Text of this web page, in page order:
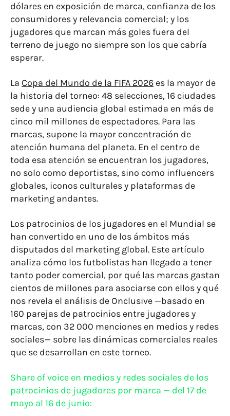
dólares en exposición de marca, confianza de los
consumidores y relevancia comercial; y los
jugadores que marcan más goles fuera del
terreno de juego no siempre son los que cabría
esperar.
La Copa del Mundo de la FIFA 2026 es la mayor de
la historia del torneo: 48 selecciones, 16 ciudades
sede y una audiencia global estimada en más de
cinco mil millones de espectadores. Para las
marcas, supone la mayor concentración de
atención humana del planeta. En el centro de
toda esa atención se encuentran los jugadores,
no solo como deportistas, sino como influencers
globales, iconos culturales y plataformas de
marketing andantes.
Los patrocinios de los jugadores en el Mundial se
han convertido en uno de los ámbitos más
disputados del marketing global. Este artículo
analiza cómo los futbolistas han llegado a tener
tanto poder comercial, por qué las marcas gastan
cientos de millones para asociarse con ellos y qué
nos revela el análisis de Onclusive —basado en
160 parejas de patrocinios entre jugadores y
marcas, con 32 000 menciones en medios y redes
sociales— sobre las dinámicas comerciales reales
que se desarrollan en este torneo.
Share of voice en medios y redes sociales de los
patrocinios de jugadores por marca — del 17 de
mayo al 16 de junio: